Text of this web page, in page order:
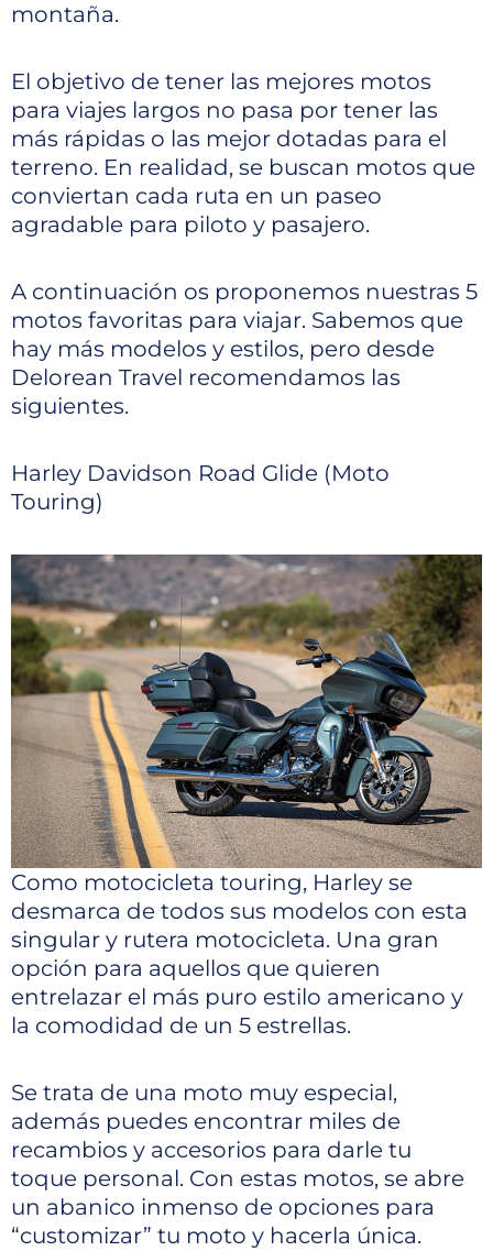
montaña.
El objetivo de tener las mejores motos
para viajes largos no pasa por tener las
más rápidas o las mejor dotadas para el
terreno. En realidad, se buscan motos que
conviertan cada ruta en un paseo
agradable para piloto y pasajero.
A continuación os proponemos nuestras 5
motos favoritas para viajar. Sabemos que
hay más modelos y estilos, pero desde
Delorean Travel recomendamos las
siguientes.
Harley Davidson Road Glide (Moto
Touring)
Como motocicleta touring, Harley se
desmarca de todos sus modelos con esta
singular y rutera motocicleta. Una gran
opción para aquellos que quieren
entrelazar el más puro estilo americano y
la comodidad de un 5 estrellas.
Se trata de una moto muy especial,
además puedes encontrar miles de
recambios y accesorios para darle tu
toque personal. Con estas motos, se abre
un abanico inmenso de opciones para
“customizar” tu moto y hacerla única.